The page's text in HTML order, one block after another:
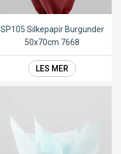
SP105 Silkepapir Burgunder
50x70cm 7668
LES MER